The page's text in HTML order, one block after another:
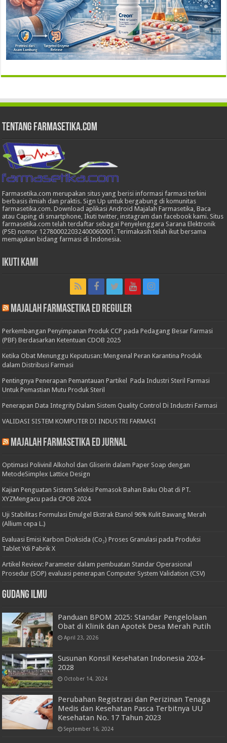
Tentang Farmasetika.com
Farmasetika.com merupakan situs yang berisi informasi farmasi terkini
berbasis ilmiah dan praktis. Sign Up untuk bergabung di komunitas
farmasetika.com. Download aplikasi Android Majalah Farmasetika, Baca
atau Caping di smartphone, Ikuti twitter, instagram dan facebook kami. Situs
farmasetika.com telah terdaftar sebagai Penyelenggara Sarana Elektronik
(PSE) nomor 127800022032400060001. Terimakasih telah ikut bersama
memajukan bidang farmasi di Indonesia.
Ikuti Kami
Majalah Farmasetika Ed Reguler
Perkembangan Penyimpanan Produk CCP pada Pedagang Besar Farmasi
(PBF) Berdasarkan Ketentuan CDOB 2025
Ketika Obat Menunggu Keputusan: Mengenal Peran Karantina Produk
dalam Distribusi Farmasi
Pentingnya Penerapan Pemantauan Partikel Pada Industri Steril Farmasi
Untuk Pemastian Mutu Produk Steril
Penerapan Data Integrity Dalam Sistem Quality Control Di Industri Farmasi
VALIDASI SISTEM KOMPUTER DI INDUSTRI FARMASI
Majalah Farmasetika Ed Jurnal
Optimasi Polivinil Alkohol dan Gliserin dalam Paper Soap dengan
MetodeSimplex Lattice Design
Kajian Penguatan Sistem Seleksi Pemasok Bahan Baku Obat di PT.
XYZMengacu pada CPOB 2024
Uji Stabilitas Formulasi Emulgel Ekstrak Etanol 96% Kulit Bawang Merah
(Allium cepa L.)
Evaluasi Emisi Karbon Dioksida (Co₂) Proses Granulasi pada Produksi
Tablet Ydi Pabrik X
Artikel Review: Parameter dalam pembuatan Standar Operasional
Prosedur (SOP) evaluasi penerapan Computer System Validation (CSV)
Gudang Ilmu
Panduan BPOM 2025: Standar Pengelolaan
Obat di Klinik dan Apotek Desa Merah Putih
April 23, 2026
Susunan Konsil Kesehatan Indonesia 2024-
2028
October 14, 2024
Perubahan Registrasi dan Perizinan Tenaga
Medis dan Kesehatan Pasca Terbitnya UU
Kesehatan No. 17 Tahun 2023
September 16, 2024